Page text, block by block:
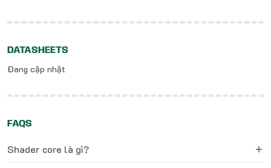
DATASHEETS
Đang cập nhật
FAQS
Shader core là gì?